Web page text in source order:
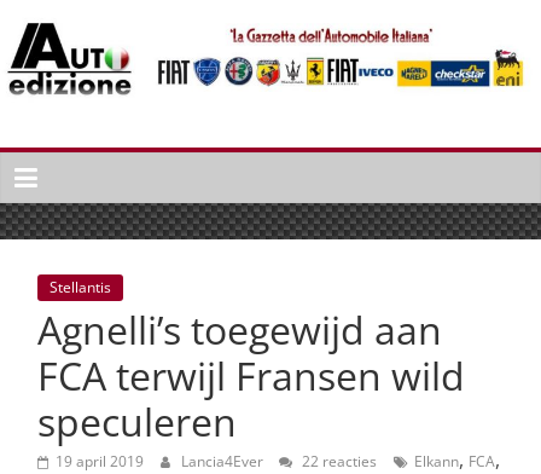
naar
inhoud
Auto
Edizione
La
Gazetta
dell'Automobile
Italiana
Italiaans
autonieuws
lifestyle
Stellantis
Agnelli’s toegewijd aan
FCA terwijl Fransen wild
speculeren
19 april 2019 Lancia4Ever 22 reacties Elkann, FCA,